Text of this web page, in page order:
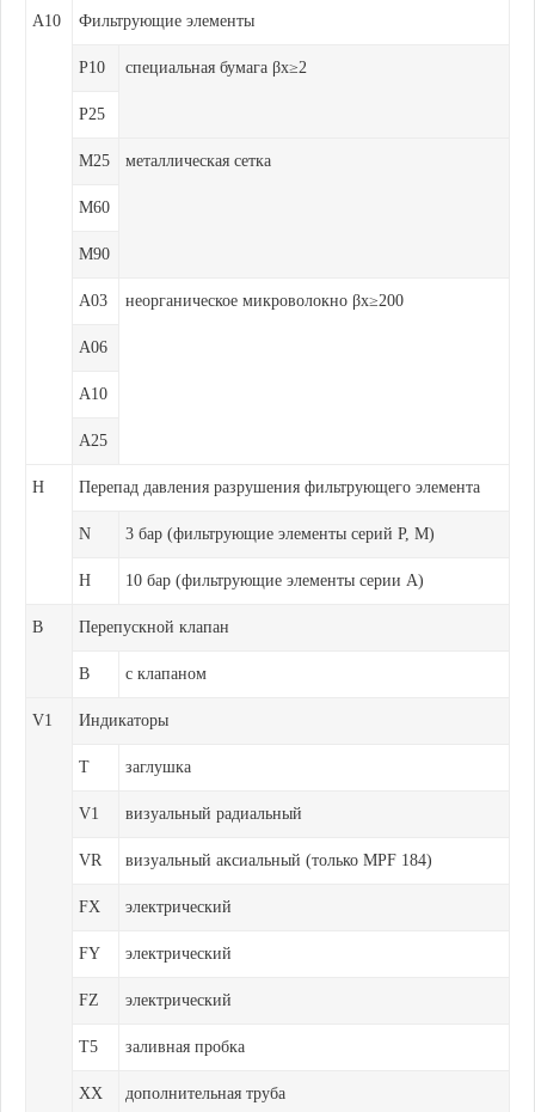
A10 Фильтрующие элементы
P10 специальная бумага βх≥2
P25
M25 металлическая сетка
M60
M90
A03 неорганическое микроволокно βх≥200
A06
A10
A25
H Перепад давления разрушения фильтрующего элемента
N 3 бар (фильтрующие элементы серий P, M)
H 10 бар (фильтрующие элементы серии A)
B Перепускной клапан
B с клапаном
V1 Индикаторы
T заглушка
V1 визуальный радиальный
VR визуальный аксиальный (только MPF 184)
FX электрический
FY электрический
FZ электрический
T5 заливная пробка
XX дополнительная труба